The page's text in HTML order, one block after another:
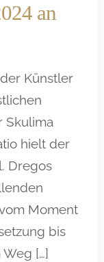
an
Künstler
Skulima
hielt der
Dregos
Moment
bis
[…]